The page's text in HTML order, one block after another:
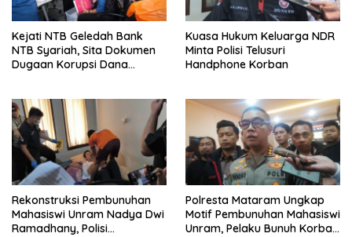
Kejati NTB Geledah Bank
NTB Syariah, Sita Dokumen
Dugaan Korupsi Dana
Kuasa Hukum Keluarga NDR
Minta Polisi Telusuri
Handphone Korban
Rekonstruksi Pembunuhan
Mahasiswi Unram Nadya Dwi
Ramadhany, Polisi
Polresta Mataram Ungkap
Motif Pembunuhan Mahasiswi
Unram, Pelaku Bunuh Korban